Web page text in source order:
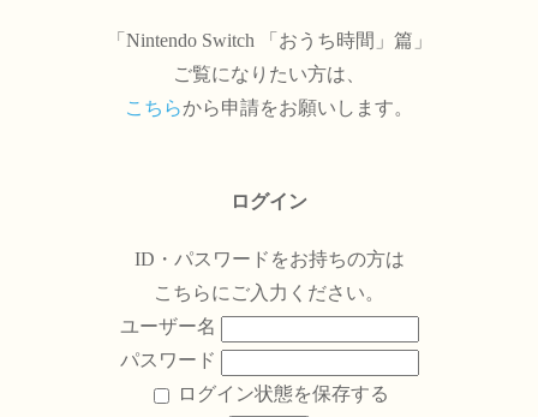
「Nintendo Switch 「おうち時間」篇」
ご覧になりたい方は、
こちらから申請をお願いします。
ログイン
ID・パスワードをお持ちの方は
こちらにご入力ください。
ユーザー名
パスワード
ログイン状態を保存する